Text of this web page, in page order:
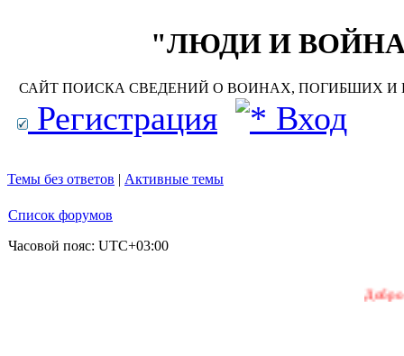
"ЛЮДИ И ВОЙНА"
САЙТ ПОИСКА СВЕДЕНИЙ О ВОИНАХ, ПОГИБШИХ И
Регистрация Вход
Темы без ответов | Активные темы
Список форумов
Часовой пояс: UTC+03:00
Добро